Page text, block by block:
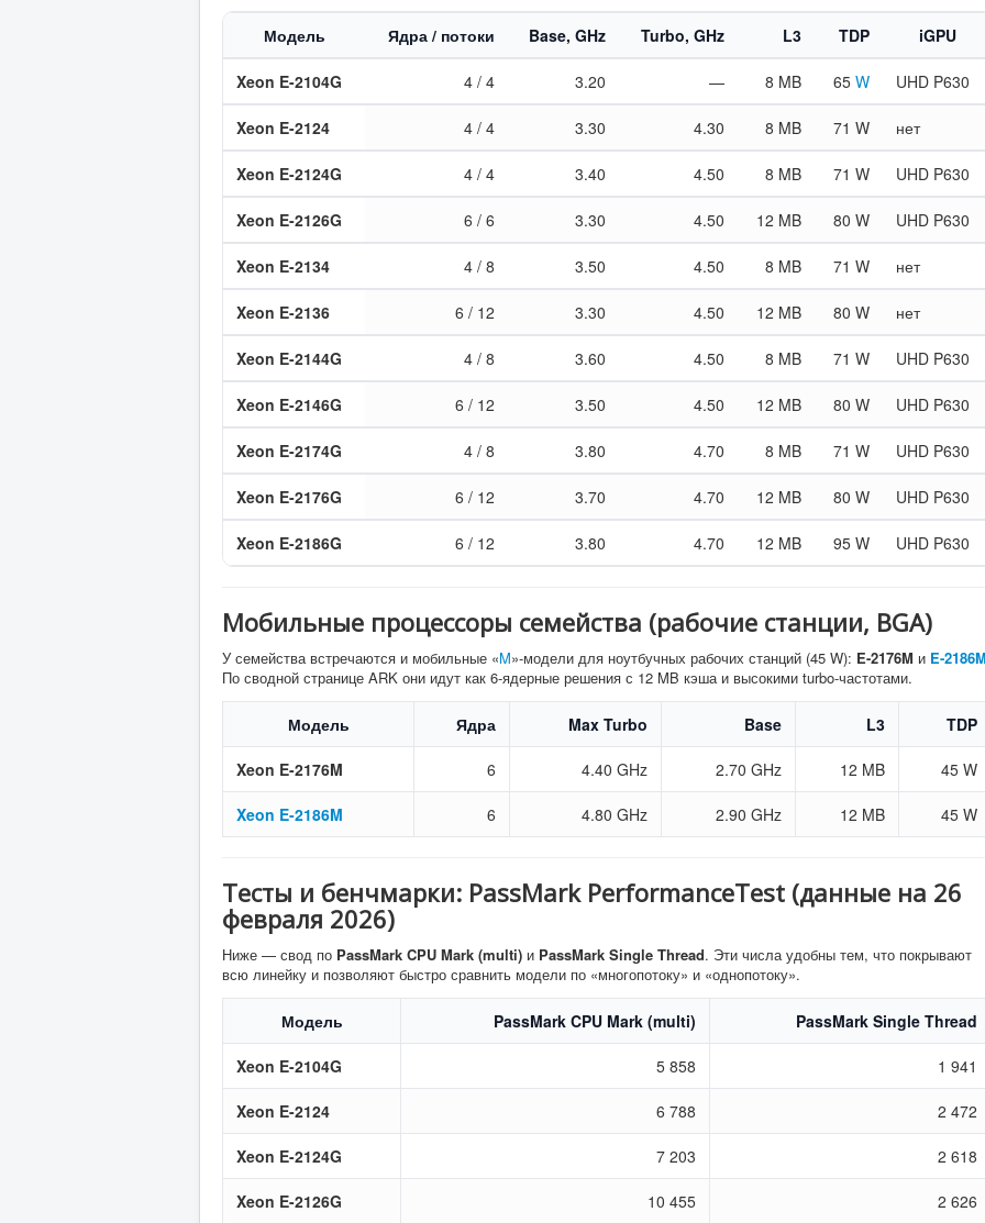
Модель Ядра / потоки Base, GHz Turbo, GHz L3 TDP iGPU
Xeon E-2104G 4 / 4 3.20 — 8 MB 65 W UHD P630
Xeon E-2124 4 / 4 3.30 4.30 8 MB 71 W нет
Xeon E-2124G 4 / 4 3.40 4.50 8 MB 71 W UHD P630
Xeon E-2126G 6 / 6 3.30 4.50 12 MB 80 W UHD P630
Xeon E-2134 4 / 8 3.50 4.50 8 MB 71 W нет
Xeon E-2136 6 / 12 3.30 4.50 12 MB 80 W нет
Xeon E-2144G 4 / 8 3.60 4.50 8 MB 71 W UHD P630
Xeon E-2146G 6 / 12 3.50 4.50 12 MB 80 W UHD P630
Xeon E-2174G 4 / 8 3.80 4.70 8 MB 71 W UHD P630
Xeon E-2176G 6 / 12 3.70 4.70 12 MB 80 W UHD P630
Xeon E-2186G 6 / 12 3.80 4.70 12 MB 95 W UHD P630
Мобильные процессоры семейства (рабочие станции, BGA)
У семейства встречаются и мобильные «M»-модели для ноутбучных рабочих станций (45 W): E-2176M и E-
По сводной странице ARK они идут как 6-ядерные решения с 12 MB кэша и высокими turbo-частотами.
Модель Ядра Max Turbo Base L3 TDP
Xeon E-2176M 6 4.40 GHz 2.70 GHz 12 MB 45 W
Xeon E-2186M 6 4.80 GHz 2.90 GHz 12 MB 45 W
Тесты и бенчмарки: PassMark PerformanceTest (данные на 26
февраля 2026)
Ниже — свод по PassMark CPU Mark (multi) и PassMark Single Thread. Эти числа удобны тем, что покрывают
всю линейку и позволяют быстро сравнить модели по «многопотоку» и «однопотоку».
Модель PassMark CPU Mark (multi) PassMark Single Thread
Xeon E-2104G 5 858 1 941
Xeon E-2124 6 788 2 472
Xeon E-2124G 7 203 2 618
Xeon E-2126G 10 455 2 626